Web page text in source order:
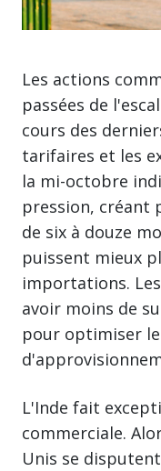
Les actions
passées de
cours des
tarifaires et les
la mi-octobre
pression, créant
de six à douze
puissent mieux
importations.
avoir moins de
pour optimiser
L'Inde fait
commerciale.
Unis se